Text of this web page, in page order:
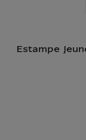
Estampe